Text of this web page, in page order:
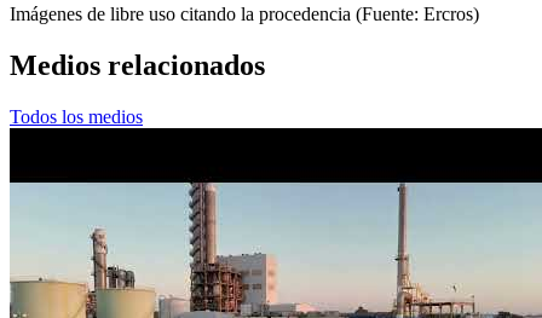
Imágenes de libre uso citando la procedencia (Fuente: Ercros)
Medios relacionados
Todos los medios